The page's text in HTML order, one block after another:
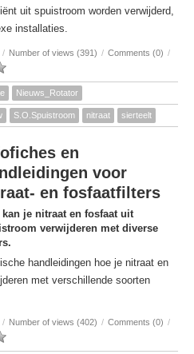
uit spuistroom worden verwijderd,
installaties.
/ Number of views (391) / Comments (0) /
Nieuws_Rotator
S.O.Spuistroom nitraat sierteelt
en
voor
en fosfaatfilters
kan je nitraat en fosfaat uit
verwijderen met diverse
handleidingen hoe je nitraat en
met verschillende soorten
/ Number of views (402) / Comments (0) /